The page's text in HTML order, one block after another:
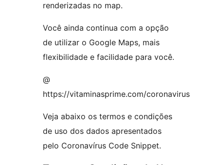
renderizadas no map.
Você ainda continua com a opção
de utilizar o Google Maps, mais
flexibilidade e facilidade para você.
@
https://vitaminasprime.com/coronavirus
Veja abaixo os termos e condições
de uso dos dados apresentados
pelo Coronavírus Code Snippet.